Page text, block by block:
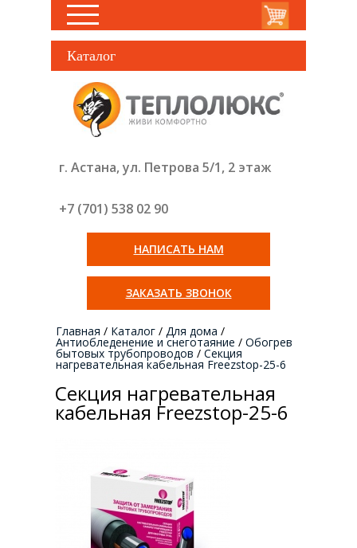
Каталог
г. Астана, ул. Петрова 5/1, 2 этаж
+7 (701) 538 02 90
НАПИСАТЬ НАМ
ЗАКАЗАТЬ ЗВОНОК
Главная / Каталог / Для дома /
Антиобледенение и снеготаяние / Обогрев
бытовых трубопроводов / Секция
нагревательная кабельная Freezstop-25-6
Секция нагревательная
кабельная Freezstop-25-6